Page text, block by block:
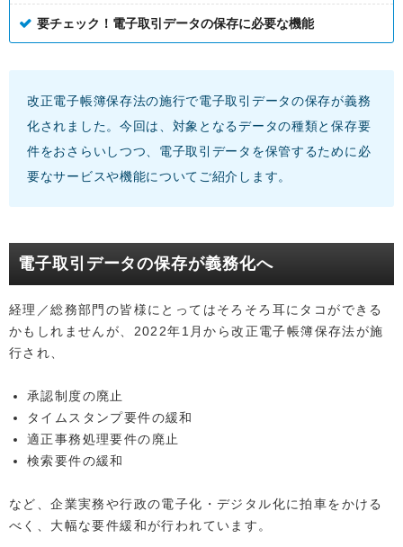
要チェック！電子取引データの保存に必要な機能
改正電子帳簿保存法の施行で電子取引データの保存が義務
化されました。今回は、対象となるデータの種類と保存要
件をおさらいしつつ、電子取引データを保管するために必
要なサービスや機能についてご紹介します。
電子取引データの保存が義務化へ
経理／総務部門の皆様にとってはそろそろ耳にタコができる
かもしれませんが、2022年1月から改正電子帳簿保存法が施
行され、
承認制度の廃止
タイムスタンプ要件の緩和
適正事務処理要件の廃止
検索要件の緩和
など、企業実務や行政の電子化・デジタル化に拍車をかける
べく、大幅な要件緩和が行われています。